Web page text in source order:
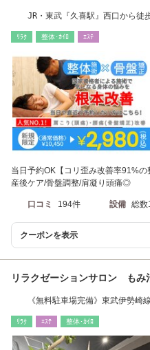
JR・東武『久喜駅』西口から徒
ﾘﾗｸ 整体･ｶｲﾛ ｴｽﾃ
当日予約OK【コリ歪み改善率91%
産後ケア/骨盤調整/肩凝り頭痛◎
口コミ 194件 設備 総数
クーポンを表示
リラクゼーションサロン もみ
《無料駐車場完備》東武伊勢
ﾘﾗｸ ｴｽﾃ 整体･ｶｲﾛ